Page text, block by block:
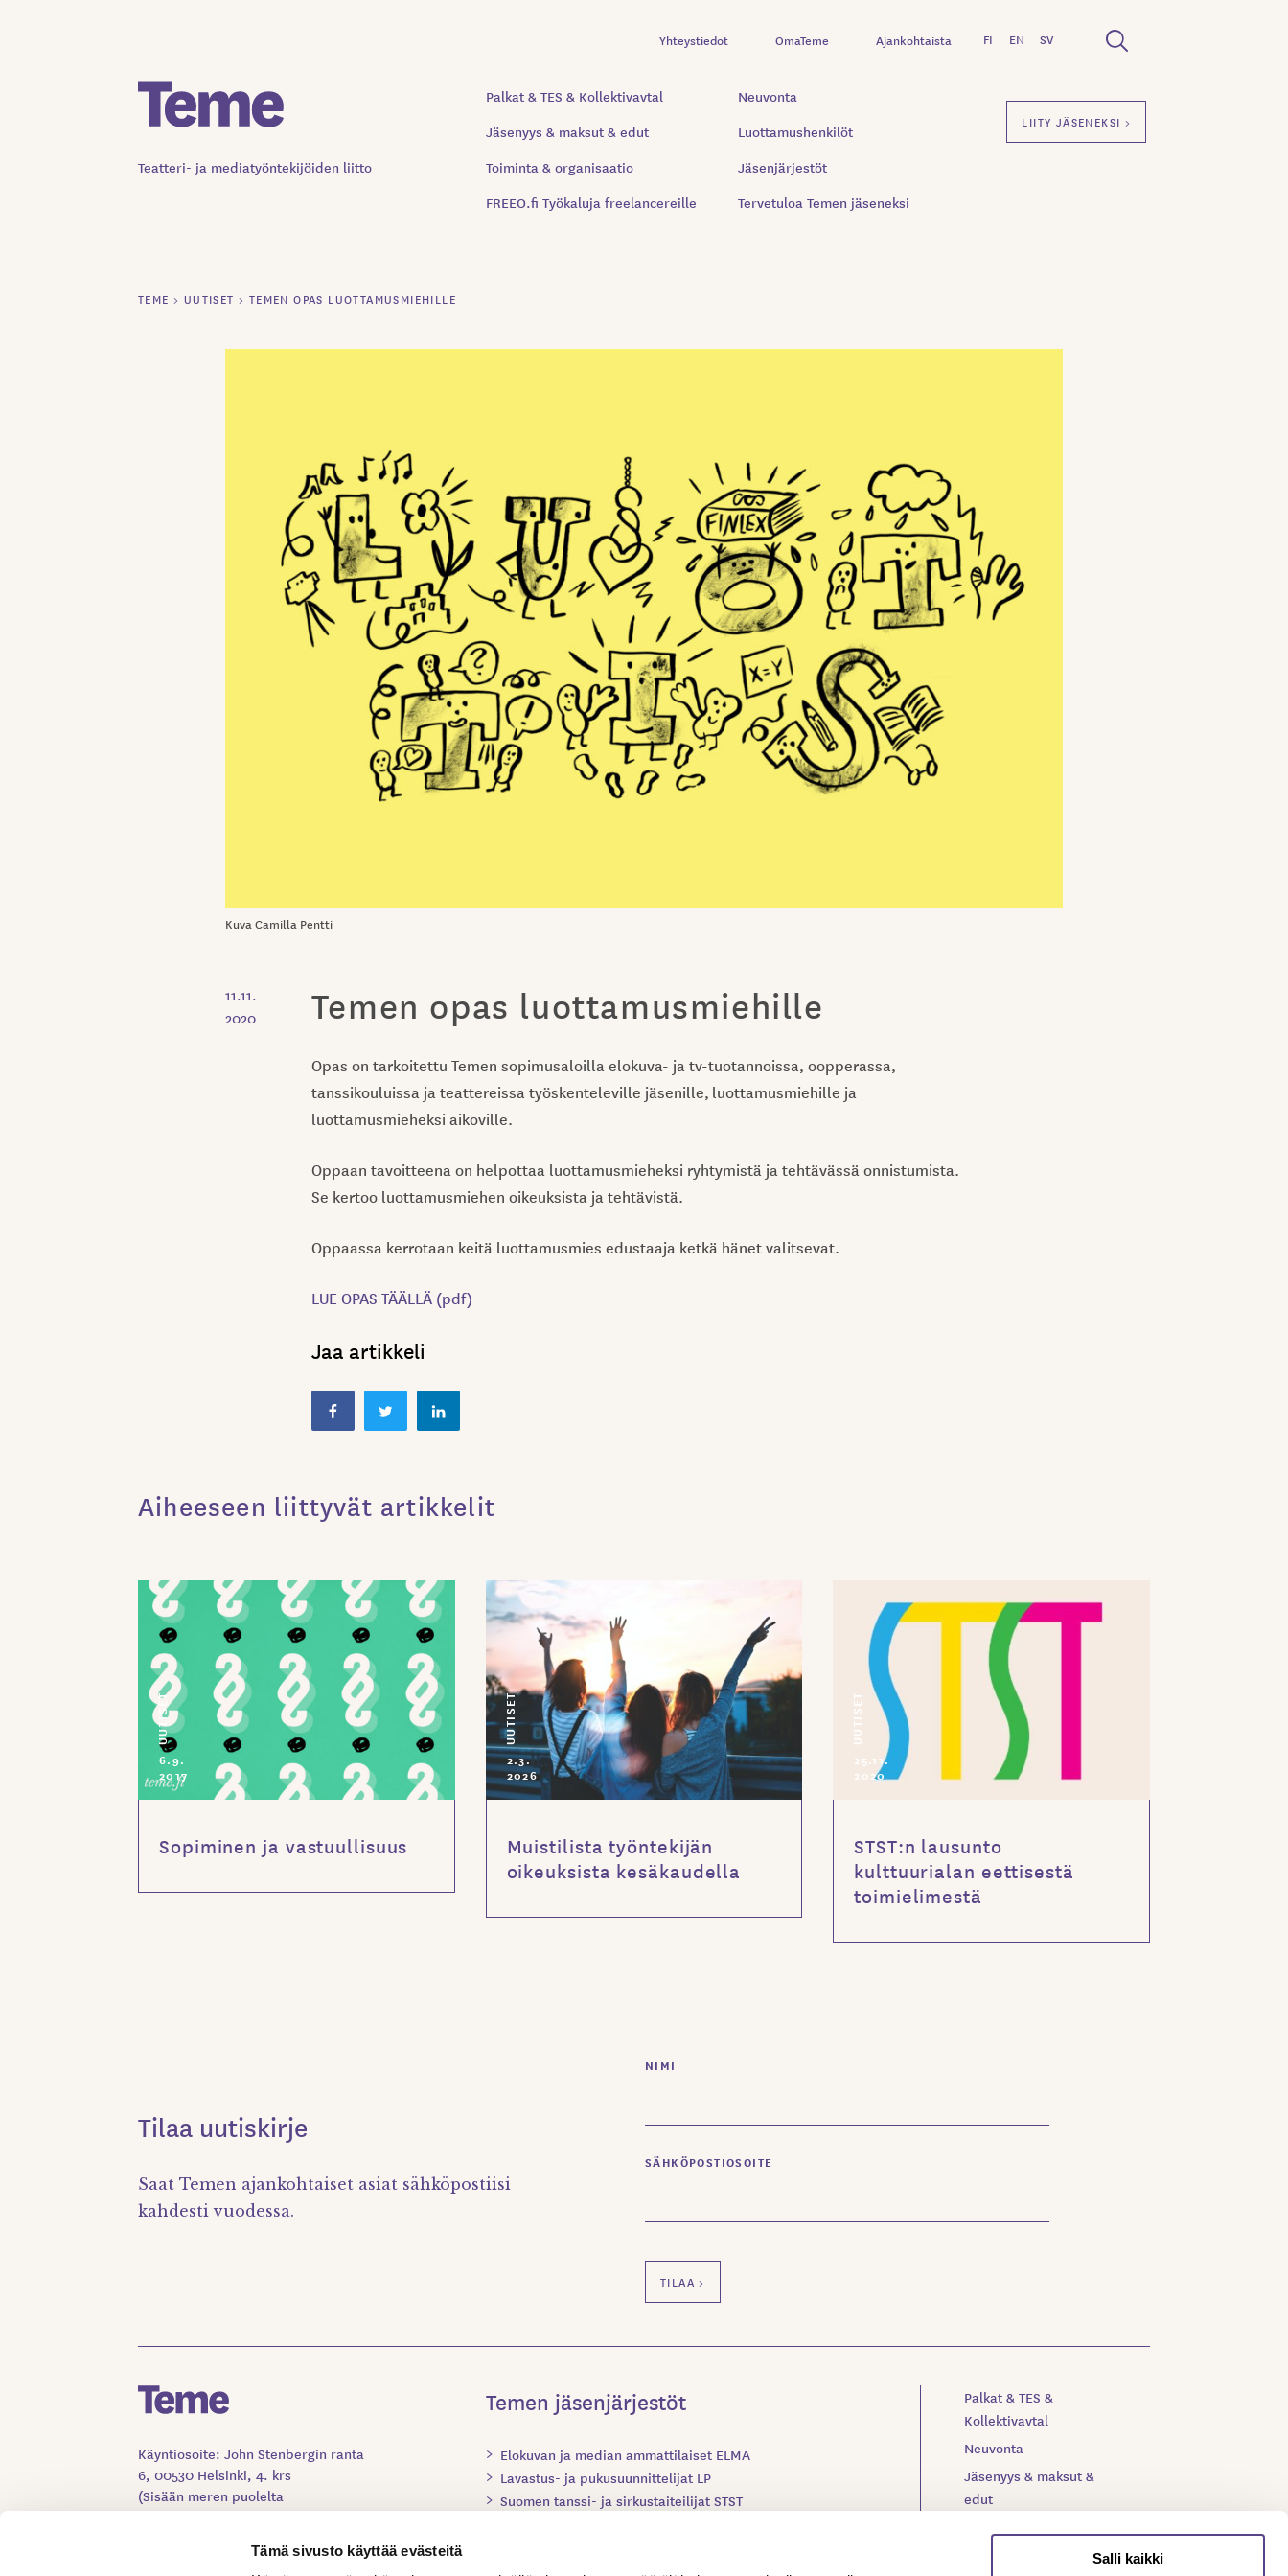
Tämä sivusto käyttää evästeitä
Salli kaikki
Yhteystiedot OmaTeme Ajankohtaista FI EN SV
Teatteri- ja mediatyöntekijöiden liitto
Palkat & TES & Kollektivavtal
Neuvonta
Jäsenyys & maksut & edut
Luottamushenkilöt
Toiminta & organisaatio
Jäsenjärjestöt
FREEO.fi Työkaluja freelancereille
Tervetuloa Temen jäseneksi
LIITY JÄSENEKSI >
TEME > UUTISET > TEMEN OPAS LUOTTAMUSMIEHILLE
Kuva Camilla Pentti
11.11.
2020
Temen opas luottamusmiehille
Opas on tarkoitettu Temen sopimusaloilla elokuva- ja tv-tuotannoissa, oopperassa,
tanssikouluissa ja teattereissa työskenteleville jäsenille, luottamusmiehille ja
luottamusmieheksi aikoville.
Oppaan tavoitteena on helpottaa luottamusmieheksi ryhtymistä ja tehtävässä onnistumista.
Se kertoo luottamusmiehen oikeuksista ja tehtävistä.
Oppaassa kerrotaan keitä luottamusmies edustaaja ketkä hänet valitsevat.
LUE OPAS TÄÄLLÄ (pdf)
Jaa artikkeli
Aiheeseen liittyvät artikkelit
UUTISET
6.9.
2017
Sopiminen ja vastuullisuus
UUTISET
2.3.
2026
Muistilista työntekijän
oikeuksista kesäkaudella
UUTISET
25.11.
2020
STST:n lausunto
kulttuurialan eettisestä
toimielimestä
Tilaa uutiskirje
Saat Temen ajankohtaiset asiat sähköpostiisi
kahdesti vuodessa.
NIMI
SÄHKÖPOSTIOSOITE
Käyntiosoite: John Stenbergin ranta
6, 00530 Helsinki, 4. krs
(Sisään meren puolelta
Kuljetusliittojen ovesta)
Temen jäsenjärjestöt
Elokuvan ja median ammattilaiset ELMA
Lavastus- ja pukusuunnittelijat LP
Suomen tanssi- ja sirkustaiteilijat STST
Palkat & TES &
Kollektivavtal
Neuvonta
Jäsenyys & maksut &
edut
Toiminta & organisaatio